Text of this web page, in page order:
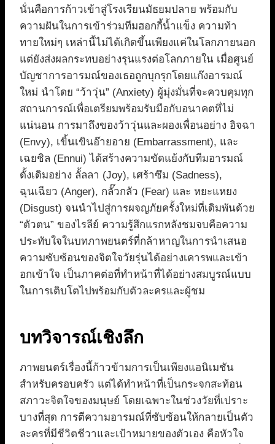
นั่นคือการก้าวเข้าสู่โรงเรียนมัธยมปลาย พร้อมกับ
ความฝันในการเข้าร่วมทีมฮอกกี้น้ำแข็ง ความท้า
ทายใหม่ๆ เหล่านี้ไม่ได้เกิดขึ้นเพียงแค่ในโลกภายนอก
แต่ยังส่งผลกระทบอย่างรุนแรงต่อโลกภายใน เมื่อศูนย์
บัญชาการอารมณ์ของเธอถูกบุกรุกโดยแก๊งอารมณ์
ใหม่ นำโดย “ว้าวุ่น” (Anxiety) ผู้มุ่งมั่นที่จะควบคุมทุก
สถานการณ์เพื่อเตรียมพร้อมรับมือกับอนาคตที่ไม่
แน่นอน การมาถึงของว้าวุ่นและผองเพื่อนอย่าง อิจฉา
(Envy), เขิ้นเขินอ๊ายอาย (Embarrassment), และ
เฉยชิล (Ennui) ได้สร้างความขัดแย้งกับทีมอารมณ์
ดั้งเดิมอย่าง ลั้ลลา (Joy), เศร้าซึม (Sadness),
ฉุนเฉียว (Anger), กลั๊วกลัว (Fear) และ หยะแหยง
(Disgust) จนนำไปสู่การผจญภัยครั้งใหม่ที่เดิมพันด้วย
“ตัวตน” ของไรลีย์ ความรู้สึกแรกหลังชมจบคือความ
ประทับใจในบทภาพยนตร์ที่กล้าหาญในการนำเสนอ
ความซับซ้อนของจิตใจวัยรุ่นได้อย่างเคารพและเข้า
อกเข้าใจ เป็นภาคต่อที่ทำหน้าที่ได้อย่างสมบูรณ์แบบ
ในการเติบโตไปพร้อมกับตัวละครและผู้ชม
บทวิจารณ์เชิงลึก
ภาพยนตร์เรื่องนี้ก้าวข้ามการเป็นเพียงแอนิเมชัน
สำหรับครอบครัว แต่ได้ทำหน้าที่เป็นกระจกสะท้อน
สภาวะจิตใจของมนุษย์ โดยเฉพาะในช่วงวัยที่เปราะ
บางที่สุด การตีความอารมณ์ที่ซับซ้อนให้กลายเป็นตัว
ละครที่มีชีวิตชีวาและเป้าหมายของตัวเอง คือหัวใจ